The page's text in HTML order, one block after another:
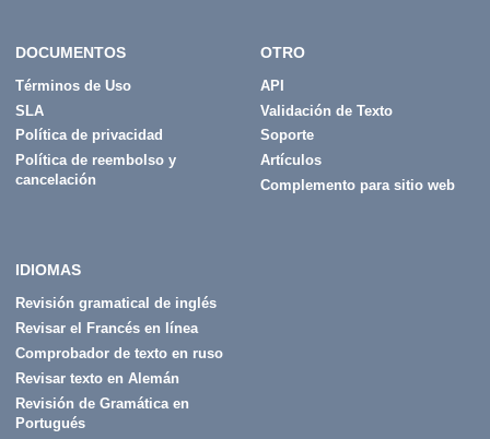
DOCUMENTOS
Términos de Uso
SLA
Política de privacidad
Política de reembolso y
cancelación
OTRO
API
Validación de Texto
Soporte
Artículos
Complemento para sitio web
IDIOMAS
Revisión gramatical de inglés
Revisar el Francés en línea
Comprobador de texto en ruso
Revisar texto en Alemán
Revisión de Gramática en
Portugués